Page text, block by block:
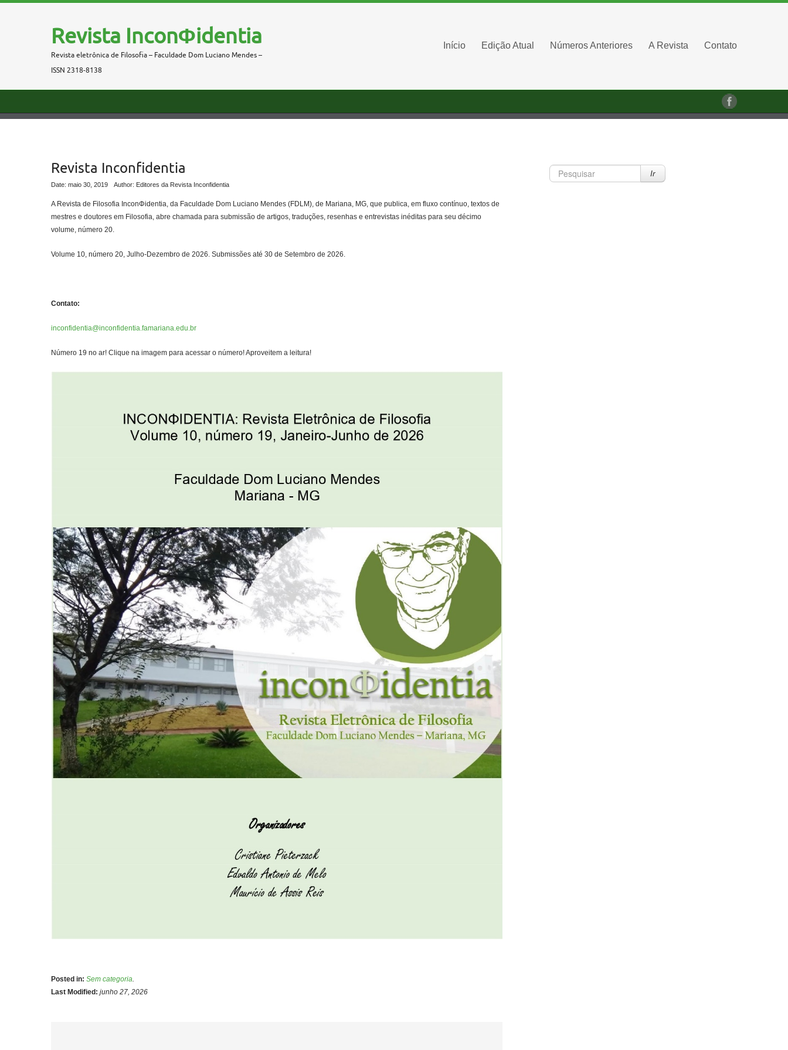
Revista InconΦidentia
Revista eletrônica de Filosofia – Faculdade Dom Luciano Mendes –
ISSN 2318-8138
Início Edição Atual Números Anteriores A Revista Contato
Revista Inconfidentia
Date: maio 30, 2019 Author: Editores da Revista Inconfidentia
A Revista de Filosofia InconΦidentia, da Faculdade Dom Luciano Mendes (FDLM), de Mariana, MG, que publica, em fluxo contínuo, textos de
mestres e doutores em Filosofia, abre chamada para submissão de artigos, traduções, resenhas e entrevistas inéditas para seu décimo
volume, número 20.
Volume 10, número 20, Julho-Dezembro de 2026. Submissões até 30 de Setembro de 2026.
Contato:
inconfidentia@inconfidentia.famariana.edu.br
Número 19 no ar! Clique na imagem para acessar o número! Aproveitem a leitura!
Posted in: Sem categoria.
Last Modified: junho 27, 2026
Ir